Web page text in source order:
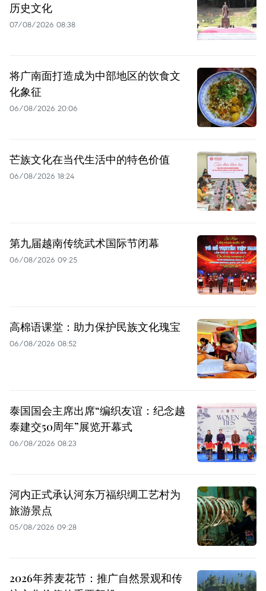
历史文化
07/08/2026 08:38
将广南面打造成为中部地区的饮食文
化象征
06/08/2026 20:06
芒族文化在当代生活中的特色价值
06/08/2026 18:24
第九届越南传统武术国际节闭幕
06/08/2026 09:25
高棉语课堂：助力保护民族文化瑰宝
06/08/2026 08:52
泰国国会主席出席“编织友谊：纪念越
泰建交50周年”展览开幕式
06/08/2026 08:23
河内正式承认河东万福织绸工艺村为
旅游景点
05/08/2026 09:28
2026年荞麦花节：推广自然景观和传